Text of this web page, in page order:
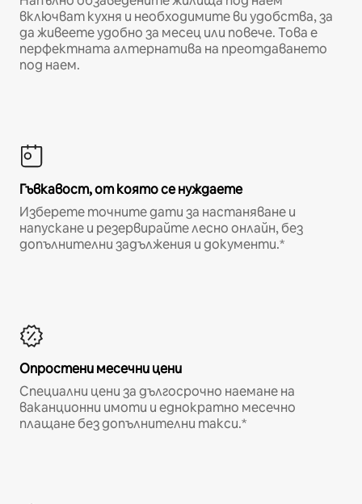
включват кухня и необходимите ви удобства, за
да живеете удобно за месец или повече. Това е
перфектната алтернатива на преотдаването
под наем.
Гъвкавост, от която се нуждаете
Изберете точните дати за настаняване и
напускане и резервирайте лесно онлайн, без
допълнителни задължения и документи.*
Опростени месечни цени
Специални цени за дългосрочно наемане на
ваканционни имоти и еднократно месечно
плащане без допълнителни такси.*